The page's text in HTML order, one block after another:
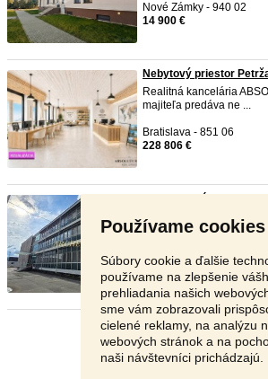
Používame cookies
Súbory cookie a ďalšie
používame na zlepšenie
prehliadania našich
sme vám zobrazovali
cielené reklamy, na analýzu
webových stránok a na
naši návštevníci prichádzajú.
Nové Zámky - 940 02
14 900 €
Nebytový priestor
Realitná kancelária
majiteľa predáva ne ...
Bratislava - 851 06
228 806 €
🏭 NA PREDAJ:
200 m²) s FTV ele ...
Prešov - 080 01
Stránka:Predošlá 5 6 7 8